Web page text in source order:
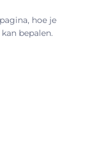
pagina, hoe je
bepalen.